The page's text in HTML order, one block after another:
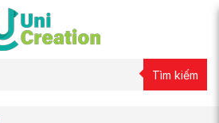
Tìm kiếm